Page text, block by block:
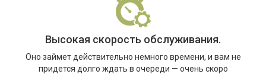
Высокая скорость обслуживания.
Оно займет действительно немного времени, и вам не
придется долго ждать в очереди — очень скоро